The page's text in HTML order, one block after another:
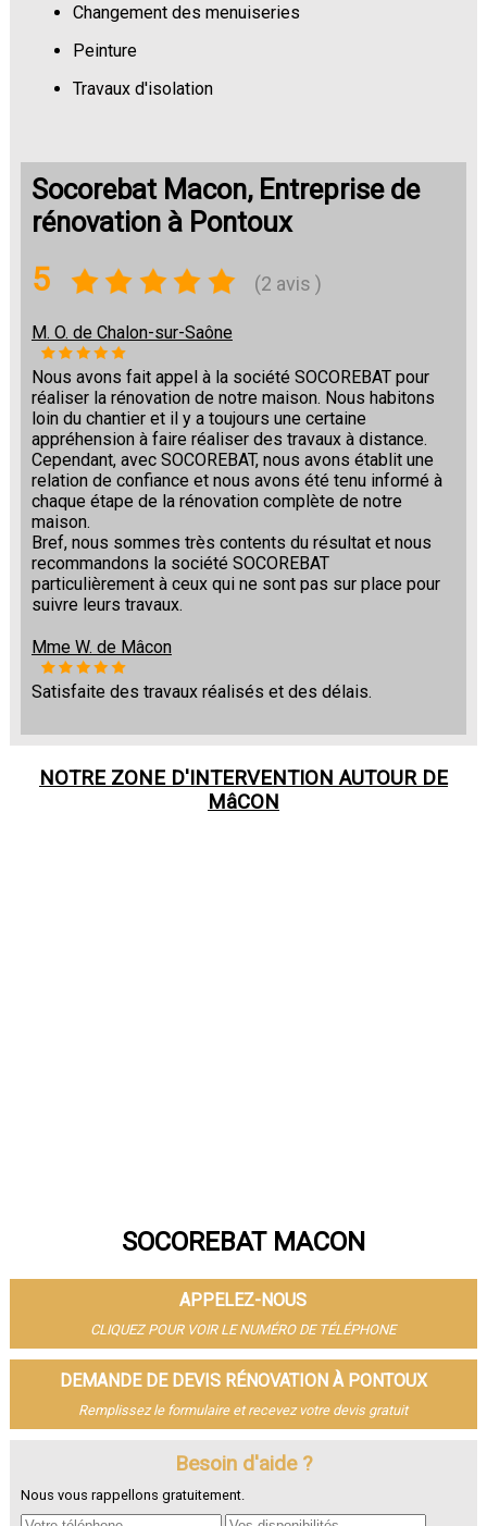
Changement des menuiseries
Peinture
Travaux d'isolation
Socorebat Macon, Entreprise de
rénovation à Pontoux
5 (2 avis )
M. O. de Chalon-sur-Saône
Nous avons fait appel à la société SOCOREBAT pour
réaliser la rénovation de notre maison. Nous habitons
loin du chantier et il y a toujours une certaine
appréhension à faire réaliser des travaux à distance.
Cependant, avec SOCOREBAT, nous avons établit une
relation de confiance et nous avons été tenu informé à
chaque étape de la rénovation complète de notre
maison.
Bref, nous sommes très contents du résultat et nous
recommandons la société SOCOREBAT
particulièrement à ceux qui ne sont pas sur place pour
suivre leurs travaux.
Mme W. de Mâcon
Satisfaite des travaux réalisés et des délais.
NOTRE ZONE D'INTERVENTION AUTOUR DE
MâCON
SOCOREBAT MACON
APPELEZ-NOUS
CLIQUEZ POUR VOIR LE NUMÉRO DE TÉLÉPHONE
DEMANDE DE DEVIS RÉNOVATION À PONTOUX
Remplissez le formulaire et recevez votre devis gratuit
Besoin d'aide ?
Nous vous rappellons gratuitement.